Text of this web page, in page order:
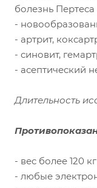
болезнь Пертеса
-
- артрит,
- синовит,
- асептический
Длительность
- вес более 120 кг
- любые